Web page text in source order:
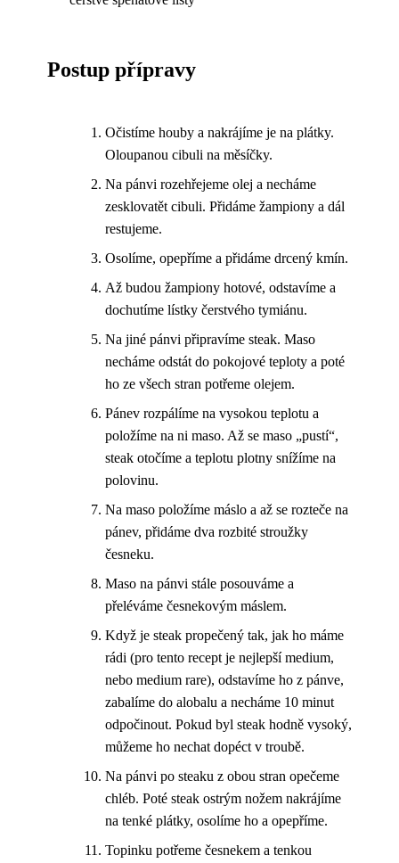
Postup přípravy
Očistíme houby a nakrájíme je na plátky.
Oloupanou cibuli na měsíčky.
Na pánvi rozehřejeme olej a necháme
zesklovatět cibuli. Přidáme žampiony a dál
restujeme.
Osolíme, opepříme a přidáme drcený kmín.
Až budou žampiony hotové, odstavíme a
dochutíme lístky čerstvého tymiánu.
Na jiné pánvi připravíme steak. Maso
necháme odstát do pokojové teploty a poté
ho ze všech stran potřeme olejem.
Pánev rozpálíme na vysokou teplotu a
položíme na ni maso. Až se maso „pustí“,
steak otočíme a teplotu plotny snížíme na
polovinu.
Na maso položíme máslo a až se rozteče na
pánev, přidáme dva rozbité stroužky
česneku.
Maso na pánvi stále posouváme a
přeléváme česnekovým máslem.
Když je steak propečený tak, jak ho máme
rádi (pro tento recept je nejlepší medium,
nebo medium rare), odstavíme ho z pánve,
zabalíme do alobalu a necháme 10 minut
odpočinout. Pokud byl steak hodně vysoký,
můžeme ho nechat dopéct v troubě.
Na pánvi po steaku z obou stran opečeme
chléb. Poté steak ostrým nožem nakrájíme
na tenké plátky, osolíme ho a opepříme.
Topinku potřeme česnekem a tenkou